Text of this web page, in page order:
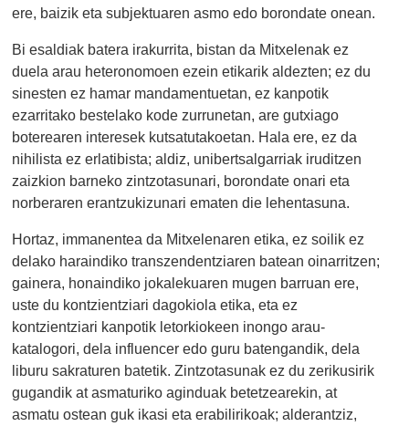
ere, baizik eta subjektuaren asmo edo borondate onean.
Bi esaldiak batera irakurrita, bistan da Mitxelenak ez
duela arau heteronomoen ezein etikarik aldezten; ez du
sinesten ez hamar mandamentuetan, ez kanpotik
ezarritako bestelako kode zurrunetan, are gutxiago
boterearen interesek kutsatutakoetan. Hala ere, ez da
nihilista ez erlatibista; aldiz, unibertsalgarriak iruditzen
zaizkion barneko zintzotasunari, borondate onari eta
norberaren erantzukizunari ematen die lehentasuna.
Hortaz, immanentea da Mitxelenaren etika, ez soilik ez
delako haraindiko transzendentziaren batean oinarritzen;
gainera, honaindiko jokalekuaren mugen barruan ere,
uste du kontzientziari dagokiola etika, eta ez
kontzientziari kanpotik letorkiokeen inongo arau-
katalogori, dela influencer edo guru batengandik, dela
liburu sakraturen batetik. Zintzotasunak ez du zerikusirik
gugandik at asmaturiko aginduak betetzearekin, at
asmatu ostean guk ikasi eta erabilirikoak; alderantziz,